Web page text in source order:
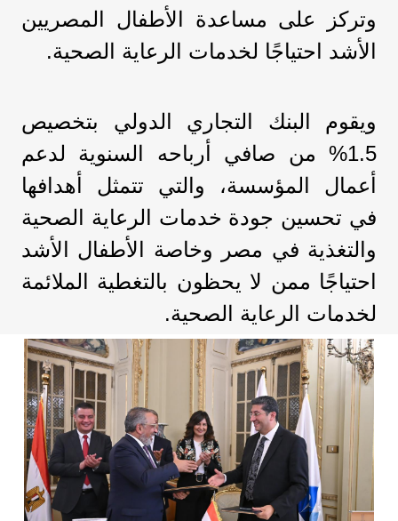
وتركز على مساعدة الأطفال المصريين
الأشد احتياجًا لخدمات الرعاية الصحية.
ويقوم البنك التجاري الدولي بتخصيص
1.5% من صافي أرباحه السنوية لدعم
أعمال المؤسسة، والتي تتمثل أهدافها
في تحسين جودة خدمات الرعاية الصحية
والتغذية في مصر وخاصة الأطفال الأشد
احتياجًا ممن لا يحظون بالتغطية الملائمة
لخدمات الرعاية الصحية.